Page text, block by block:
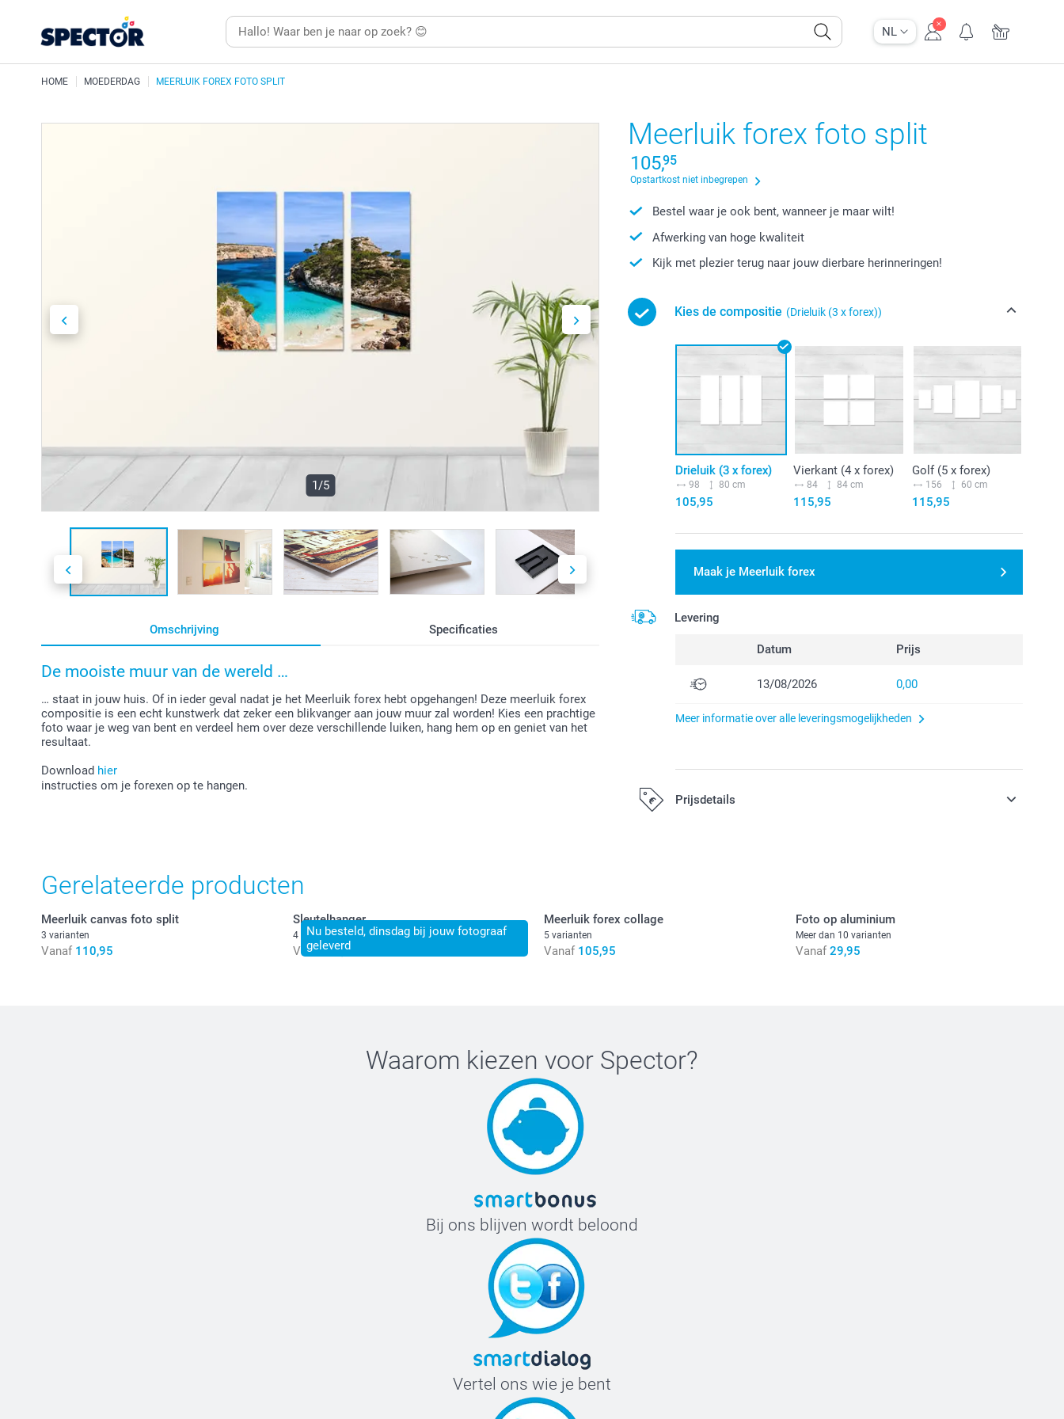
NL
HOME MOEDERDAG MEERLUIK FOREX FOTO SPLIT
1/5
Omschrijving Specificaties
De mooiste muur van de wereld …
… staat in jouw huis. Of in ieder geval nadat je het Meerluik forex hebt opgehangen! Deze meerluik forex
compositie is een echt kunstwerk dat zeker een blikvanger aan jouw muur zal worden! Kies een prachtige
foto waar je weg van bent en verdeel hem over deze verschillende luiken, hang hem op en geniet van het
resultaat.
Download hier
instructies om je forexen op te hangen.
Meerluik forex foto split
105,95
Opstartkost niet inbegrepen
Bestel waar je ook bent, wanneer je maar wilt!
Afwerking van hoge kwaliteit
Kijk met plezier terug naar jouw dierbare herinneringen!
Kies de compositie (Drieluik (3 x forex))
Drieluik (3 x forex)
98 80 cm
105,95
Vierkant (4 x forex)
84 84 cm
115,95
Golf (5 x forex)
156 60 cm
115,95
Maak je Meerluik forex
Levering
Datum Prijs
13/08/2026 0,00
Meer informatie over alle leveringsmogelijkheden
Prijsdetails
Gerelateerde producten
Meerluik canvas foto split
3 varianten
Vanaf 110,95
Nu besteld, dinsdag bij jouw fotograaf
geleverd
Sleutelhanger
4 varianten
Vanaf 11,50
Meerluik forex collage
5 varianten
Vanaf 105,95
Foto op aluminium
Meer dan 10 varianten
Vanaf 29,95
Waarom kiezen voor Spector?
Bij ons blijven wordt beloond
Vertel ons wie je bent